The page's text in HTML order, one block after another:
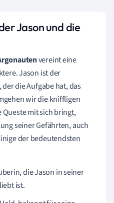
Jason und die
vereint eine
Jason ist der
die Aufgabe hat, das
wir die kniffligen
mit sich bringt,
seiner Gefährten, auch
der bedeutendsten
die Jason in seiner
ist.